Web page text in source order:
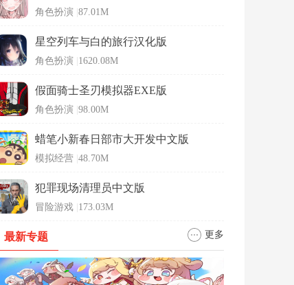
角色扮演 87.01M
星空列车与白的旅行汉化版
角色扮演 1620.08M
假面骑士圣刃模拟器EXE版
角色扮演 98.00M
蜡笔小新春日部市大开发中文版
模拟经营 48.70M
犯罪现场清理员中文版
冒险游戏 173.03M
最新专题 更多